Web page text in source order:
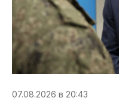
07.08.2026 в 20:43